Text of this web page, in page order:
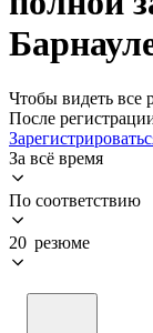
Чтобы видеть все
После
За всё время
По соответствию
20 резюме